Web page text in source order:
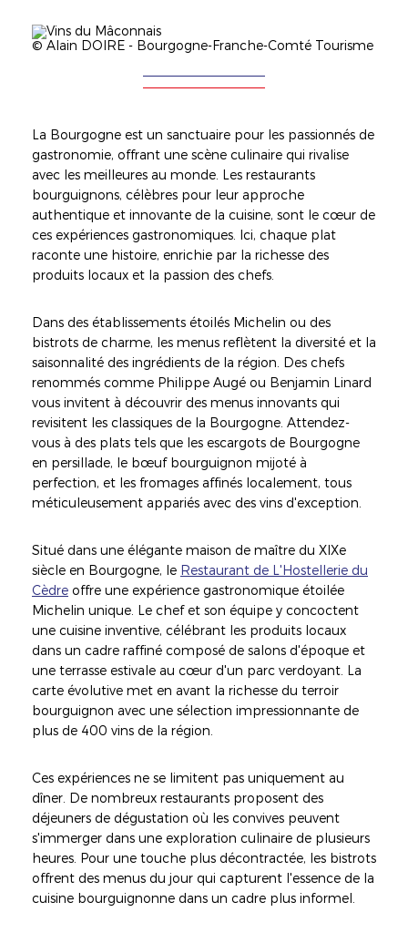
Illustration
Image
Légende
© Alain DOIRE - Bourgogne-Franche-Comté Tourisme
La Bourgogne est un sanctuaire pour les passionnés de
gastronomie, offrant une scène culinaire qui rivalise
avec les meilleures au monde. Les restaurants
bourguignons, célèbres pour leur approche
authentique et innovante de la cuisine, sont le cœur de
ces expériences gastronomiques. Ici, chaque plat
raconte une histoire, enrichie par la richesse des
produits locaux et la passion des chefs.
Dans des établissements étoilés Michelin ou des
bistrots de charme, les menus reflètent la diversité et la
saisonnalité des ingrédients de la région. Des chefs
renommés comme Philippe Augé ou Benjamin Linard
vous invitent à découvrir des menus innovants qui
revisitent les classiques de la Bourgogne. Attendez-
vous à des plats tels que les escargots de Bourgogne
en persillade, le bœuf bourguignon mijoté à
perfection, et les fromages affinés localement, tous
méticuleusement appariés avec des vins d'exception.
Situé dans une élégante maison de maître du XIXe
siècle en Bourgogne, le Restaurant de L'Hostellerie du
Cèdre offre une expérience gastronomique étoilée
Michelin unique. Le chef et son équipe y concoctent
une cuisine inventive, célébrant les produits locaux
dans un cadre raffiné composé de salons d'époque et
une terrasse estivale au cœur d'un parc verdoyant. La
carte évolutive met en avant la richesse du terroir
bourguignon avec une sélection impressionnante de
plus de 400 vins de la région.
Ces expériences ne se limitent pas uniquement au
dîner. De nombreux restaurants proposent des
déjeuners de dégustation où les convives peuvent
s'immerger dans une exploration culinaire de plusieurs
heures. Pour une touche plus décontractée, les bistrots
offrent des menus du jour qui capturent l'essence de la
cuisine bourguignonne dans un cadre plus informel.